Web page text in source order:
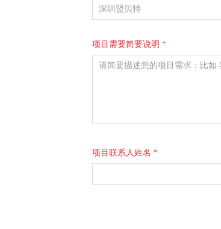
项目需要简要说明 *
项目联系人姓名 *